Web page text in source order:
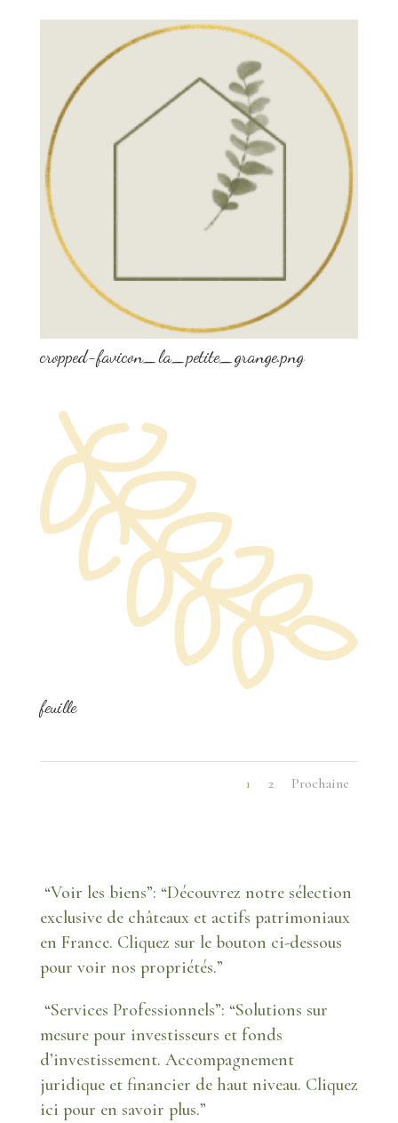
cropped-favicon_la_petite_grange.png
feuille
1 2 Prochaine
“Voir les biens”: “Découvrez notre sélection
exclusive de châteaux et actifs patrimoniaux
en France. Cliquez sur le bouton ci-dessous
pour voir nos propriétés.”
​ “Services Professionnels”: “Solutions sur
mesure pour investisseurs et fonds
d’investissement. Accompagnement
juridique et financier de haut niveau. Cliquez
ici pour en savoir plus.”